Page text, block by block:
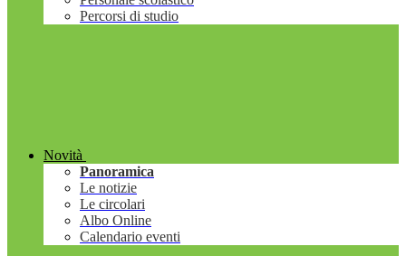
Percorsi di studio
Novità
Panoramica
Le notizie
Le circolari
Albo Online
Calendario eventi